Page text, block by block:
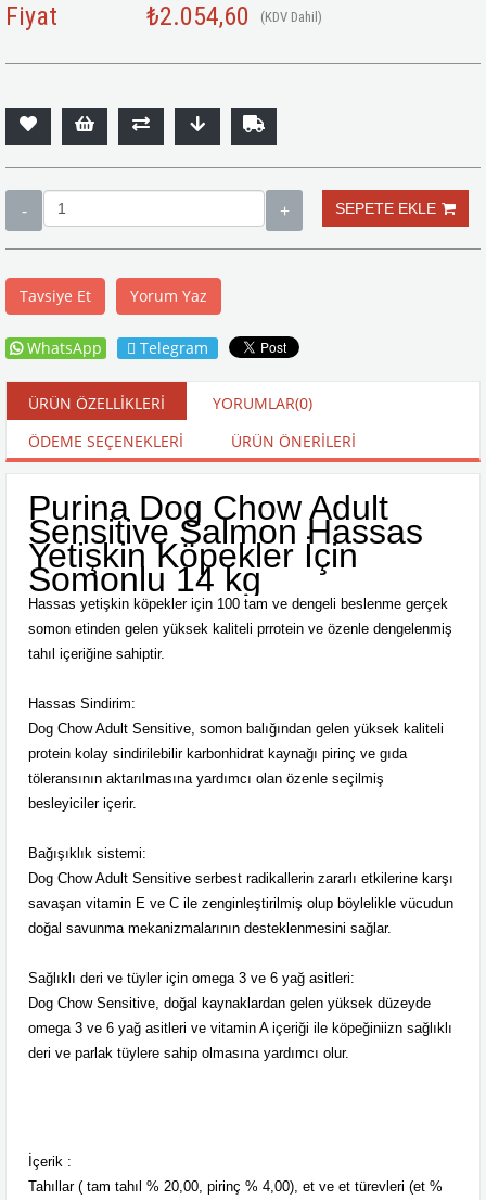
Fiyat ₺2.054,60 (KDV Dahil)
Tavsiye Et Yorum Yaz
WhatsApp Telegram
ÜRÜN ÖZELLIKLERI YORUMLAR(0)
ÖDEME SEÇENEKLERI
ÜRÜN ÖNERILERI
Purina Dog Chow Adult
Sensitive Salmon Hassas
Yetişkin Köpekler İçin
Somonlu 14 kg
Hassas yetişkin köpekler için 100 tam ve dengeli beslenme gerçek
somon etinden gelen yüksek kaliteli prrotein ve özenle dengelenmiş
tahıl içeriğine sahiptir.
Hassas Sindirim:
Dog Chow Adult Sensitive, somon balığından gelen yüksek kaliteli
protein kolay sindirilebilir karbonhidrat kaynağı pirinç ve gıda
töleransının aktarılmasına yardımcı olan özenle seçilmiş
besleyiciler içerir.
Bağışıklık sistemi:
Dog Chow Adult Sensitive serbest radikallerin zararlı etkilerine karşı
savaşan vitamin E ve C ile zenginleştirilmiş olup böylelikle vücudun
doğal savunma mekanizmalarının desteklenmesini sağlar.
Sağlıklı deri ve tüyler için omega 3 ve 6 yağ asitleri:
Dog Chow Sensitive, doğal kaynaklardan gelen yüksek düzeyde
omega 3 ve 6 yağ asitleri ve vitamin A içeriği ile köpeğiniizn sağlıklı
deri ve parlak tüylere sahip olmasına yardımcı olur.
İçerik :
Tahıllar ( tam tahıl % 20,00, pirinç % 4,00), et ve et türevleri (et %